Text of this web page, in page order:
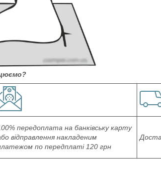
передоплата на банківську карту
відправлення накладеним
по передплаті 120 грн